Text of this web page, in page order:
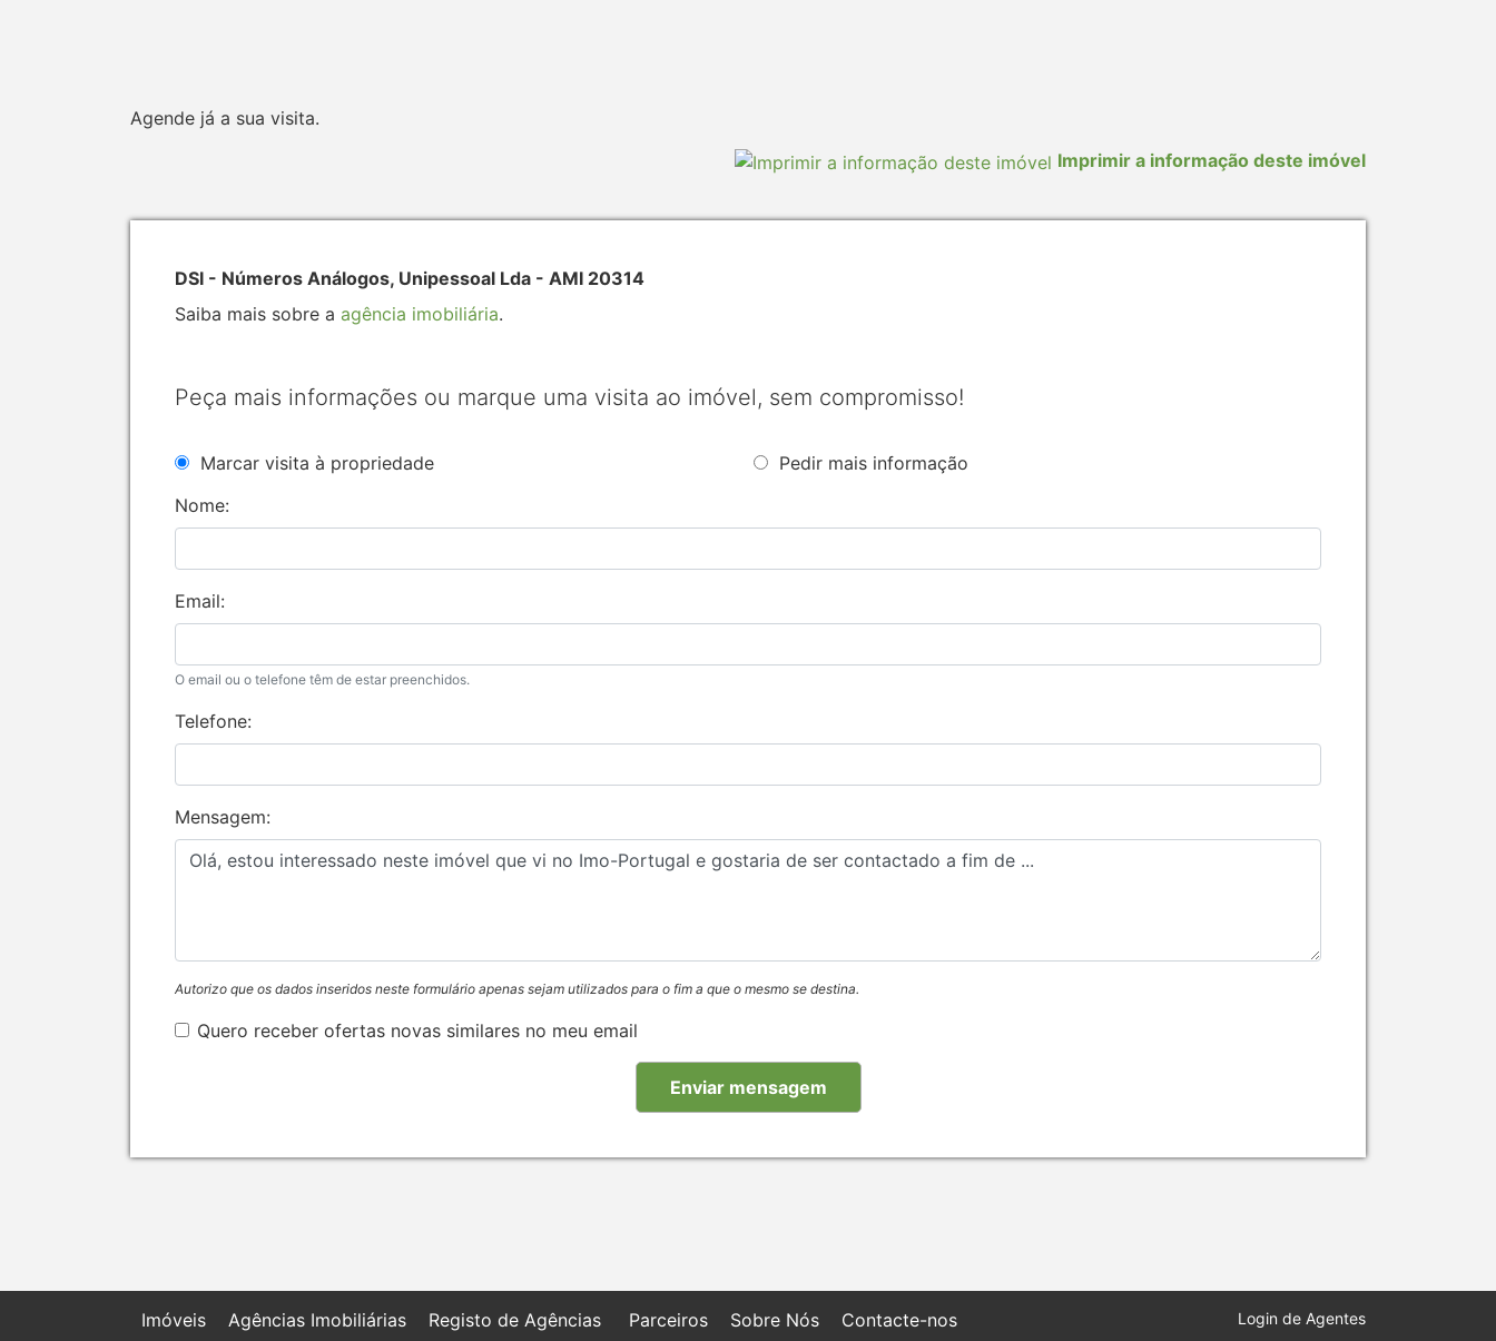
Agende já a sua visita.
Imprimir a informação deste imóvel
DSI - Números Análogos, Unipessoal Lda - AMI 20314
Saiba mais sobre a agência imobiliária.
Peça mais informações ou marque uma visita ao imóvel, sem compromisso!
Marcar visita à propriedade
Pedir mais informação
Nome:
Email:
O email ou o telefone têm de estar preenchidos.
Telefone:
Mensagem:
Autorizo que os dados inseridos neste formulário apenas sejam utilizados para o fim a que o mesmo se destina.
Quero receber ofertas novas similares no meu email
Imóveis Agências Imobiliárias Registo de Agências Parceiros Sobre Nós Contacte-nos Login de Agentes